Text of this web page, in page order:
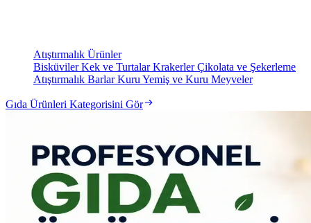
Atıştırmalık Ürünler
BisküvilerKek ve TurtalarKrakerlerÇikolata ve Şekerleme
Atıştırmalık BarlarKuru Yemiş ve Kuru Meyveler
Gıda Ürünleri Kategorisini Gör